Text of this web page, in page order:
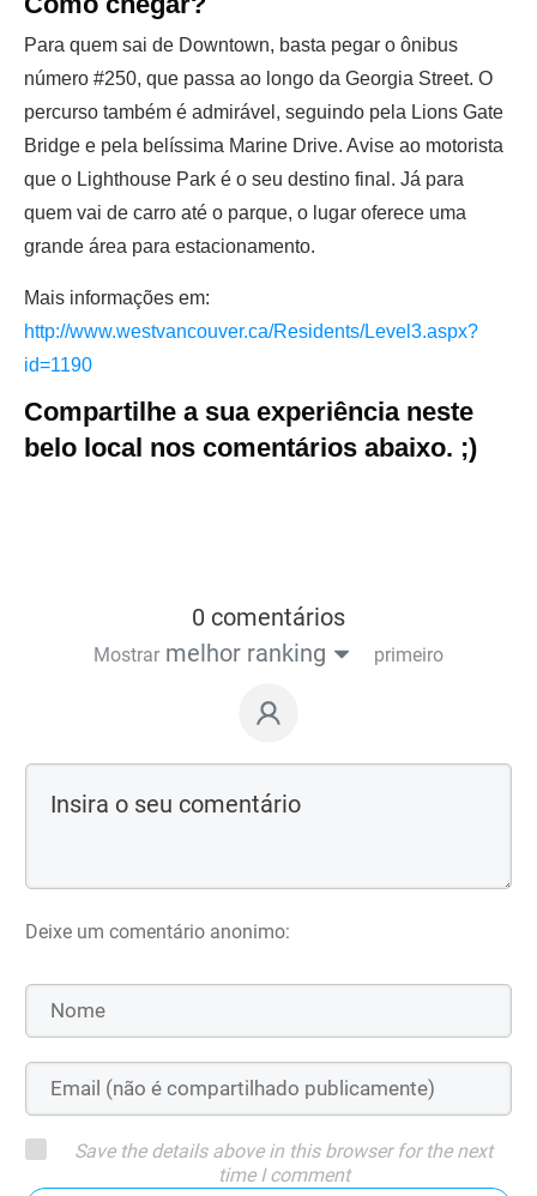
Para quem sai de Downtown, basta pegar o ônibus
número #250, que passa ao longo da Georgia Street. O
percurso também é admirável, seguindo pela Lions Gate
Bridge e pela belíssima Marine Drive. Avise ao motorista
que o Lighthouse Park é o seu destino final. Já para
quem vai de carro até o parque, o lugar oferece uma
grande área para estacionamento.
Mais informações em:
http://www.westvancouver.ca/Residents/Level3.aspx?
id=1190
Compartilhe a sua experiência neste
belo local nos comentários abaixo. ;)
0 comentários
Mostrar melhor ranking primeiro
Deixe um comentário anonimo:
Save the details above in this browser for the next
time I comment